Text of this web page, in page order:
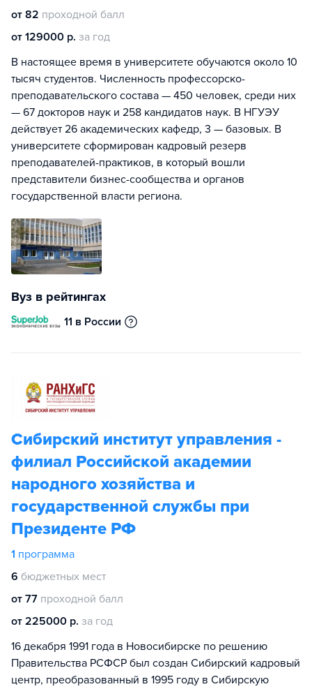
от 82 проходной балл
от 129000 р. за год
В настоящее время в университете обучаются около 10
тысяч студентов. Численность профессорско-
преподавательского состава — 450 человек, среди них
— 67 докторов наук и 258 кандидатов наук. В НГУЭУ
действует 26 академических кафедр, 3 — базовых. В
университете сформирован кадровый резерв
преподавателей-практиков, в который вошли
представители бизнес-сообщества и органов
государственной власти региона.
Вуз в рейтингах
11 в России
Сибирский институт управления -
филиал Российской академии
народного хозяйства и
государственной службы при
Президенте РФ
1 программа
6 бюджетных мест
от 77 проходной балл
от 225000 р. за год
16 декабря 1991 года в Новосибирске по решению
Правительства РСФСР был создан Сибирский кадровый
центр, преобразованный в 1995 году в Сибирскую